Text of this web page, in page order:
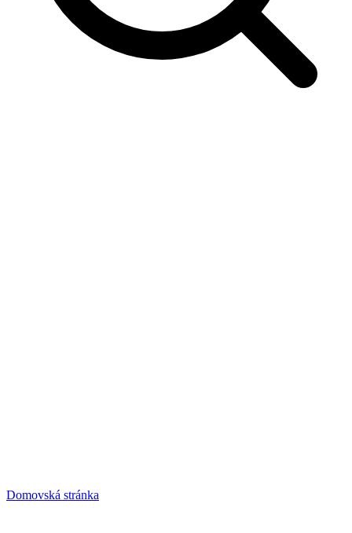
Domovská stránka